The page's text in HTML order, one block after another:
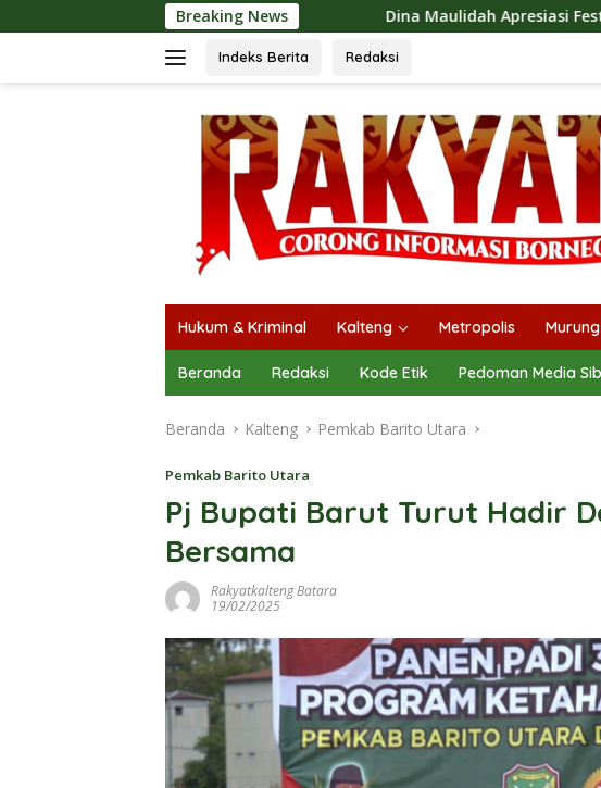
ke
Breaking News
Dina Maulidah Apresiasi Festival Jajanan Tempo
Indeks Berita Redaksi
Hukum & Kriminal Kalteng Metropolis
Beranda Redaksi Kode Etik Pedoman Media
Beranda Kalteng Pemkab Barito Utara
Pemkab Barito Utara
Pj Bupati Barut Turut Hadir
Bersama
Rakyatkalteng Batara
19/02/2025